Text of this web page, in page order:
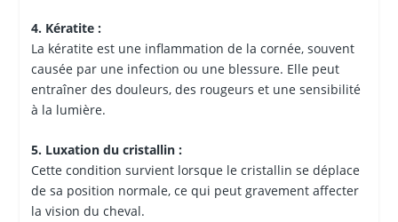
4. Kératite :
La kératite est une inflammation de la cornée, souvent
causée par une infection ou une blessure. Elle peut
entraîner des douleurs, des rougeurs et une sensibilité
à la lumière.
5. Luxation du cristallin :
Cette condition survient lorsque le cristallin se déplace
de sa position normale, ce qui peut gravement affecter
la vision du cheval.